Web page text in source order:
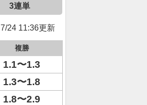
3連単
7/24 11:36更新
複勝
1.1〜1.3
1.3〜1.8
1.8〜2.9